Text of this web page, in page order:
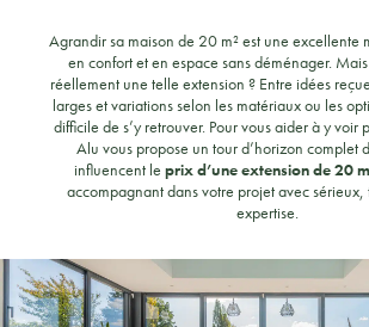
Agrandir sa maison de 20 m² est une excellente
en confort et en espace sans déménager.
réellement une telle extension ? Entre idées
larges et variations selon les matériaux ou les
difficile de s’y retrouver. Pour vous aider à y voir
Alu vous propose un tour d’horizon complet
influencent le prix d’une extension de 20
accompagnant dans votre projet avec
expertise.